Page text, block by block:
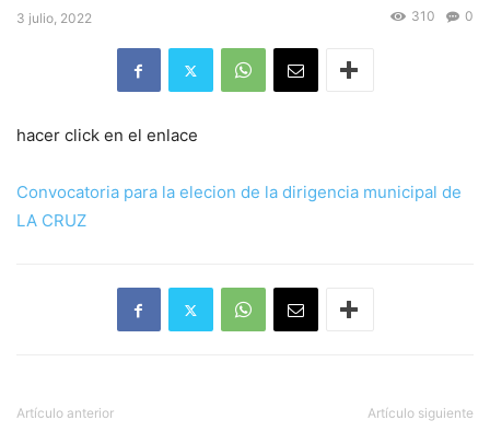
3 julio, 2022 0
310
hacer click en el enlace
Convocatoria para la elecion de la dirigencia municipal de
LA CRUZ
Artículo anterior Artículo siguiente